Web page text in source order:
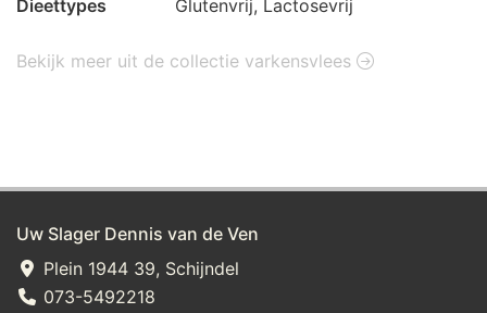
Dieettypes
Glutenvrij, Lactosevrij
Bekijk meer uit de collectie varkensvlees
Uw Slager Dennis van de Ven
Plein 1944 39, Schijndel
073-5492218